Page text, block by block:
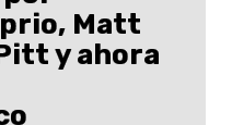
Matt
y ahora